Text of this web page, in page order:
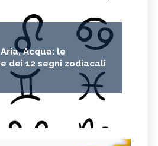
Acqua: le
dei 12 segni zodiacali